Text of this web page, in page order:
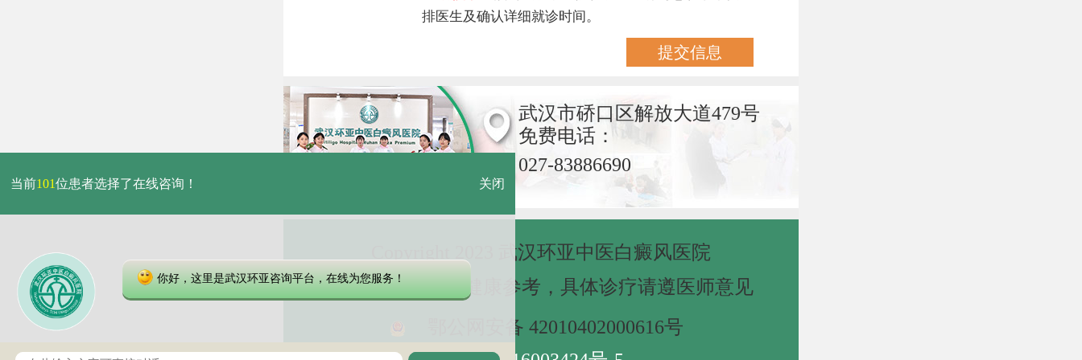
排医生及确认详细就诊时间。
武汉市硚口区解放大道479号
免费电话：
027-83886690
Copyright 2023 武汉环亚中医白癜风医院
本网站信息仅做健康参考，具体诊疗请遵医师意见
鄂公网安备 42010402000616号
当前101位患者选择了在线咨询！ 关闭
你好，这里是武汉环亚咨询平台，在线为您服务！